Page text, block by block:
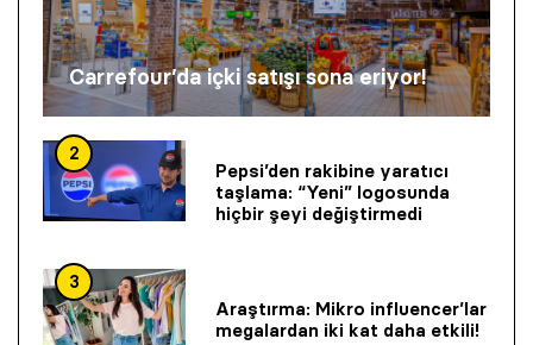
Carrefour’da içki satışı sona eriyor!
2
Pepsi’den rakibine yaratıcı
taşlama: “Yeni” logosunda
hiçbir şeyi değiştirmedi
3
Araştırma: Mikro influencer’lar
megalardan iki kat daha etkili!